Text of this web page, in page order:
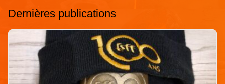
Dernières publications